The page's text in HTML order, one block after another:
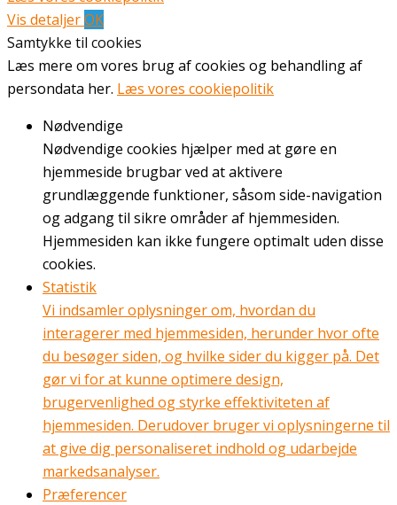
Vis detaljerOK
Samtykke til cookies
Læs mere om vores brug af cookies og behandling af
persondata her. Læs vores cookiepolitik
Nødvendige
Nødvendige cookies hjælper med at gøre en
hjemmeside brugbar ved at aktivere
grundlæggende funktioner, såsom side-navigation
og adgang til sikre områder af hjemmesiden.
Hjemmesiden kan ikke fungere optimalt uden disse
cookies.
Statistik
Vi indsamler oplysninger om, hvordan du
interagerer med hjemmesiden, herunder hvor ofte
du besøger siden, og hvilke sider du kigger på. Det
gør vi for at kunne optimere design,
brugervenlighed og styrke effektiviteten af
hjemmesiden. Derudover bruger vi oplysningerne til
at give dig personaliseret indhold og udarbejde
markedsanalyser.
Præferencer